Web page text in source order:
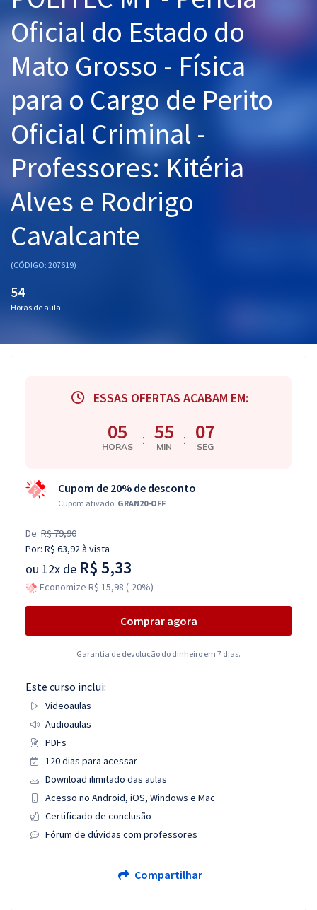
Graduação
Mentorias
Questões grátis
Conteúdo gratuito
Blog
Aprovados
Atendimento
Oficial do Estado do
Mato Grosso - Física
para o Cargo de Perito
Oficial Criminal -
Professores: Kitéria
Alves e Rodrigo
Cavalcante
(CÓDIGO: 207619)
54
Horas de aula
ESSAS OFERTAS ACABAM EM:
05
HORAS : 55
MIN : 07
SEG
Cupom de 20% de desconto
Cupom ativado: GRAN20-OFF
De: R$ 79,90
Por: R$ 63,92à vista
ou 12x de R$ 5,33
Economize R$ 15,98 (-20%)
Comprar agora
Garantia de devolução do dinheiro em 7 dias.
Este curso inclui:
Videoaulas
Audioaulas
PDFs
120 dias para acessar
Download ilimitado das aulas
Acesso no Android, iOS, Windows e Mac
Certificado de conclusão
Fórum de dúvidas com professores
Compartilhar